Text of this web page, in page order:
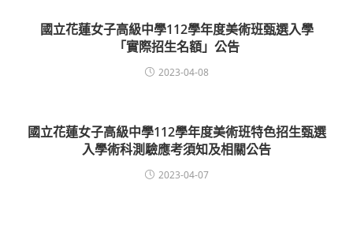
國立花蓮女子高級中學112學年度美術班甄選入學
「實際招生名額」公告
2023-04-08
國立花蓮女子高級中學112學年度美術班特色招生甄選
入學術科測驗應考須知及相關公告
2023-04-07